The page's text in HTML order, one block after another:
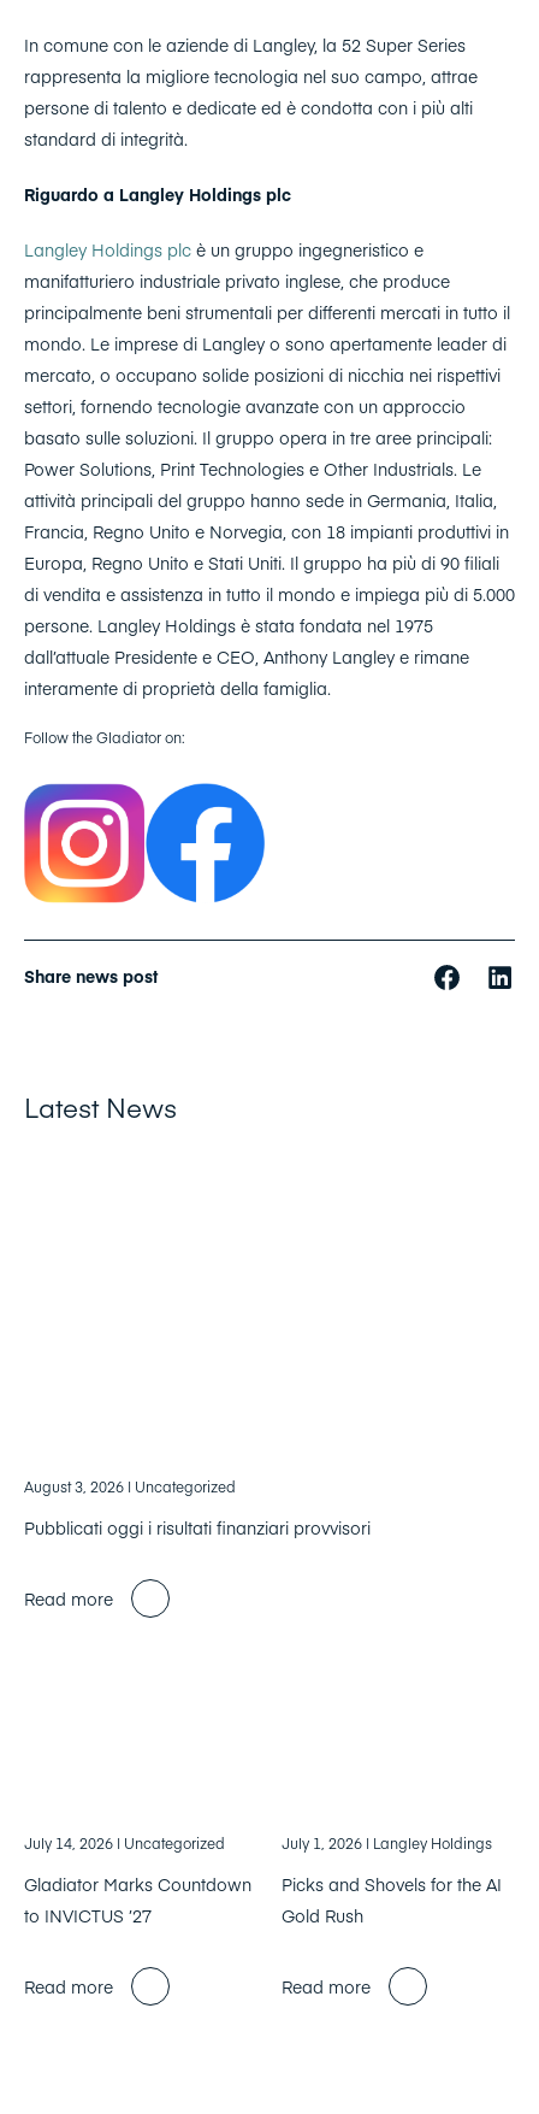
In comune con le aziende di Langley, la 52 Super Series
rappresenta la migliore tecnologia nel suo campo, attrae
persone di talento e dedicate ed è condotta con i più alti
standard di integrità.
Riguardo a Langley Holdings plc
Langley Holdings plc è un gruppo ingegneristico e
manifatturiero industriale privato inglese, che produce
principalmente beni strumentali per differenti mercati in tutto il
mondo. Le imprese di Langley o sono apertamente leader di
mercato, o occupano solide posizioni di nicchia nei rispettivi
settori, fornendo tecnologie avanzate con un approccio
basato sulle soluzioni. Il gruppo opera in tre aree principali:
Power Solutions, Print Technologies e Other Industrials. Le
attività principali del gruppo hanno sede in Germania, Italia,
Francia, Regno Unito e Norvegia, con 18 impianti produttivi in
Europa, Regno Unito e Stati Uniti. Il gruppo ha più di 90 filiali
di vendita e assistenza in tutto il mondo e impiega più di 5.000
persone. Langley Holdings è stata fondata nel 1975
dall’attuale Presidente e CEO, Anthony Langley e rimane
interamente di proprietà della famiglia.
Follow the Gladiator on:
Share news post
Latest News
August 3, 2026 | Uncategorized
Pubblicati oggi i risultati finanziari provvisori
Read more
July 14, 2026 | Uncategorized
Gladiator Marks Countdown
to INVICTUS ’27
Read more
July 1, 2026 | Langley Holdings
Picks and Shovels for the AI
Gold Rush
Read more